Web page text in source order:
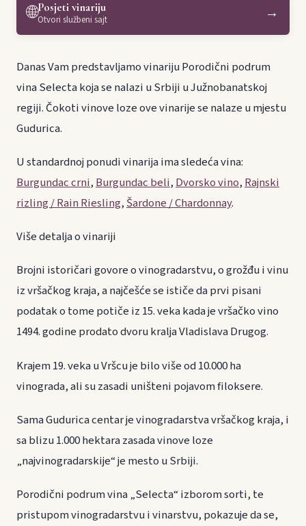
🌐Posjeti vinariju
Otvori službeni sajt →
Danas Vam predstavljamo vinariju Porodični podrum
vina Selecta koja se nalazi u Srbiji u Južnobanatskoj
regiji. Čokoti vinove loze ove vinarije se nalaze u mjestu
Gudurica.
U standardnoj ponudi vinarija ima sledeća vina:
Burgundac crni,Burgundac beli,Dvorsko vino,Rajnski
rizling / Rain Riesling,Šardone / Chardonnay.
Više detalja o vinariji
Brojni istoričari govore o vinogradarstvu, o grožđu i vinu
iz vršačkog kraja, a najčešće se ističe da prvi pisani
podatak o tome potiče iz 15. veka kada je vršačko vino
1494. godine prodato dvoru kralja Vladislava Drugog.
Krajem 19. veka u Vršcu je bilo više od 10.000 ha
vinograda, ali su zasadi uništeni pojavom filoksere.
Sama Gudurica centar je vinogradarstva vršačkog kraja, i
sa blizu 1.000 hektara zasada vinove loze
„najvinogradarskije“ je mesto u Srbiji.
Porodični podrum vina „Selecta“ izborom sorti, te
pristupom vinogradarstvu i vinarstvu, pokazuje da se,